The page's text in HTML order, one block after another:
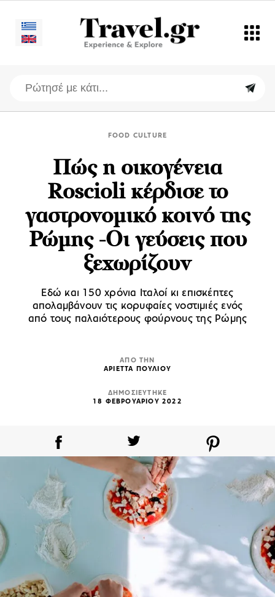
FOOD CULTURE
Πώς η οικογένεια
Roscioli κέρδισε το
γαστρονομικό κοινό της
Ρώμης -Οι γεύσεις που
ξεχωρίζουν
Εδώ και 150 χρόνια Ιταλοί κι επισκέπτες
απολαμβάνουν τις κορυφαίες νοστιμιές ενός
από τους παλαιότερους φούρνους της Ρώμης
ΑΠΟ ΤΗΝ
ΑΡΙΕΤΤΑ ΠΟΥΛΙΟΥ
ΔΗΜΟΣΙΕΥΤΗΚΕ
18 ΦΕΒΡΟΥΑΡΙΟΥ 2022